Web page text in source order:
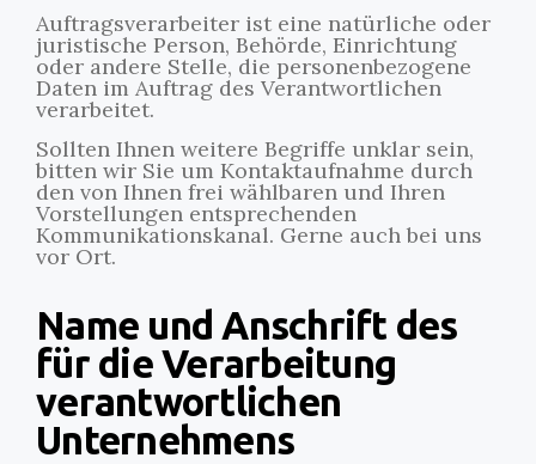
Auftragsverarbeiter ist eine natürliche oder
juristische Person, Behörde, Einrichtung
oder andere Stelle, die personenbezogene
Daten im Auftrag des Verantwortlichen
verarbeitet.
Sollten Ihnen weitere Begriffe unklar sein,
bitten wir Sie um Kontaktaufnahme durch
den von Ihnen frei wählbaren und Ihren
Vorstellungen entsprechenden
Kommunikationskanal. Gerne auch bei uns
vor Ort.
Name und Anschrift des
für die Verarbeitung
verantwortlichen
Unternehmens